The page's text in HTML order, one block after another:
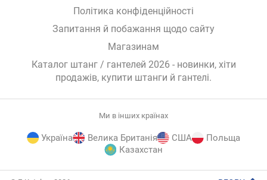
Політика конфіденційності
Запитання й побажання щодо сайту
Магазинам
Каталог штанг / гантелей 2026 - новинки, хіти
продажів, купити штанги й гантелі.
Ми в інших країнах
Україна Велика Британія США
Польща
Казахстан